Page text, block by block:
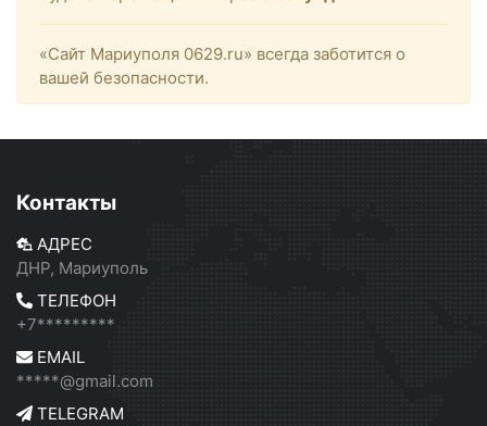
«Сайт Мариуполя 0629.ru» всегда заботится о
вашей безопасности.
Контакты
АДРЕС
ДНР, Мариуполь
ТЕЛЕФОН
+7*********
EMAIL
*****@gmail.com
TELEGRAM